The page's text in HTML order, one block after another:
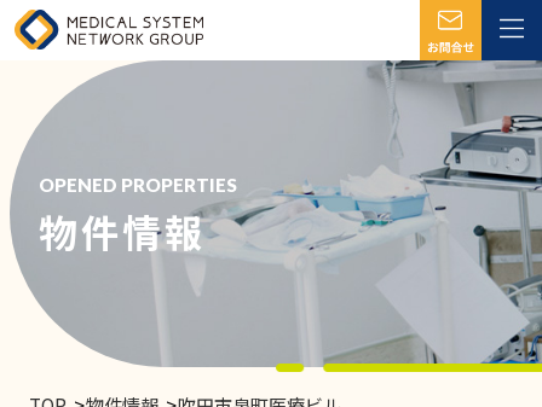
OPENED PROPERTIES
物件情報